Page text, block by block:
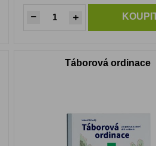
Táborová ordinace